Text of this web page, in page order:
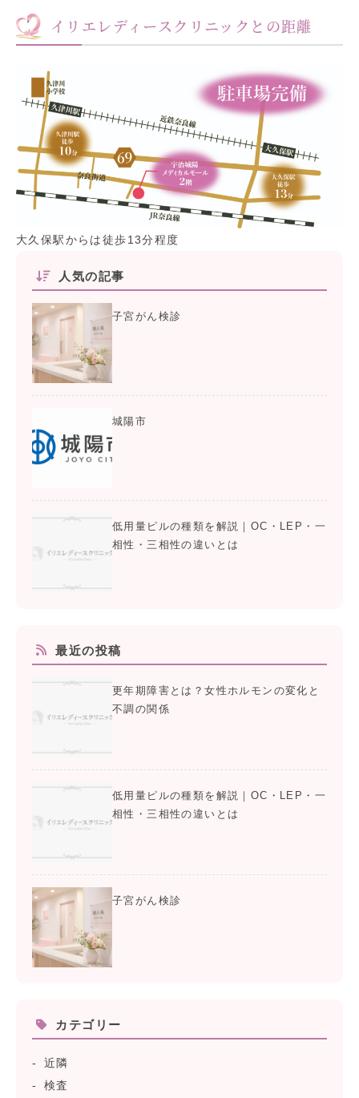
イリエレディースクリニックとの距離
大久保駅からは徒歩13分程度
人気の記事
子宮がん検診
城陽市
低用量ピルの種類を解説｜OC・LEP・一
相性・三相性の違いとは
最近の投稿
更年期障害とは？女性ホルモンの変化と
不調の関係
低用量ピルの種類を解説｜OC・LEP・一
相性・三相性の違いとは
子宮がん検診
カテゴリー
近隣
検査